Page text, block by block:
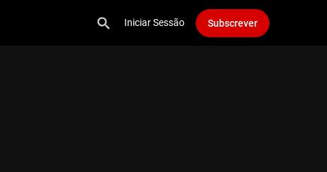
Iniciar Sessão Subscrever